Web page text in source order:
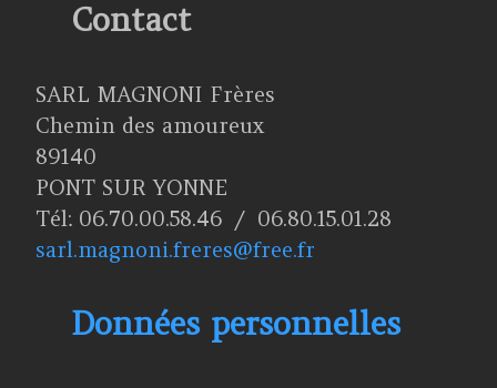
Contact
SARL MAGNONI Frères
Chemin des amoureux
89140
PONT SUR YONNE
Tél: 06.70.00.58.46 / 06.80.15.01.28
sarl.magnoni.freres@free.fr
Données personnelles